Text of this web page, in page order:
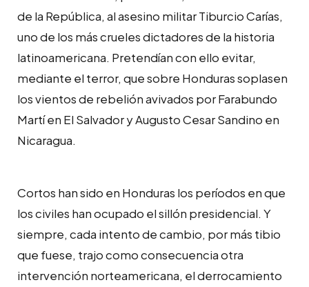
de la República, al asesino militar Tiburcio Carías,
uno de los más crueles dictadores de la historia
latinoamericana. Pretendían con ello evitar,
mediante el terror, que sobre Honduras soplasen
los vientos de rebelión avivados por Farabundo
Martí en El Salvador y Augusto Cesar Sandino en
Nicaragua.
Cortos han sido en Honduras los períodos en que
los civiles han ocupado el sillón presidencial. Y
siempre, cada intento de cambio, por más tibio
que fuese, trajo como consecuencia otra
intervención norteamericana, el derrocamiento